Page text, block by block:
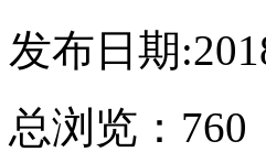
发布日期
总浏览： 760